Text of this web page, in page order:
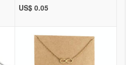
US$ 0.05